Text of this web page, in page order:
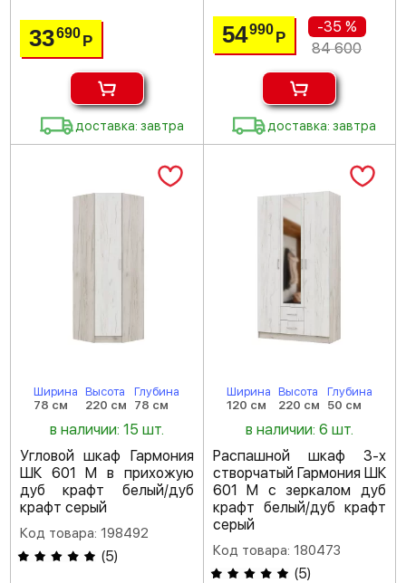
33690Р
доставка: завтра
54990 Р
-35 %
84 600
доставка: завтра
Ширина
78 см
Высота
220 см
Глубина
78 см
в наличии: 15 шт.
Угловой шкаф Гармония
ШК 601 М в прихожую
дуб крафт белый/дуб
крафт серый
Код товара: 198492
(5)
Ширина
120 см
Высота
220 см
Глубина
50 см
в наличии: 6 шт.
Распашной шкаф 3-х
створчатый Гармония ШК
601 М с зеркалом дуб
крафт белый/дуб крафт
серый
Код товара: 180473
(5)